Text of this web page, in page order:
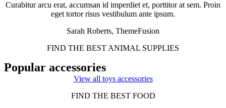
Curabitur arcu erat, accumsan id imperdiet et, porttitor at sem. Proin
eget tortor risus vestibulum ante ipsum.
Sarah Roberts, ThemeFusion
FIND THE BEST ANIMAL SUPPLIES
Popular accessories
View all toys accessories
FIND THE BEST FOOD